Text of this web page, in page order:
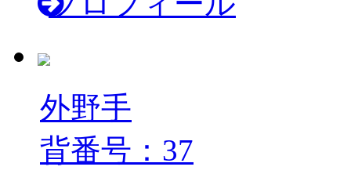
外野手
背番号：37